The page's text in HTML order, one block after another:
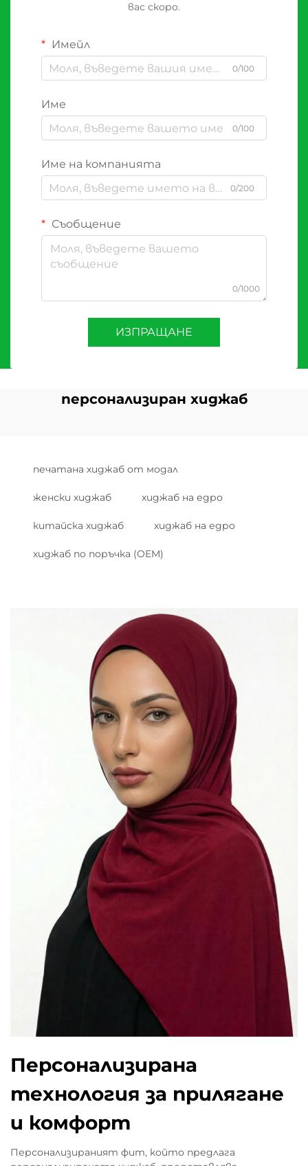
вас скоро.
Имейл
0/100
Име
0/100
Име на компанията
0/200
Съобщение
0/1000
ИЗПРАЩАНЕ
персонализиран хиджаб
печатана хиджаб от модал
женски хиджаб хиджаб на едро
китайска хиджаб хиджаб на едро
хиджаб по поръчка (OEM)
Персонализирана
технология за прилягане
и комфорт
Персонализираният фит, който предлага